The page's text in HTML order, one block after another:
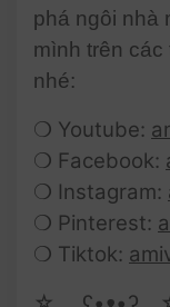
phá ngôi nhà
mình trên
nhé:
❍ Youtube:
❍ Facebook:
❍ Instagram:
❍ Pinterest:
❍ Tiktok: